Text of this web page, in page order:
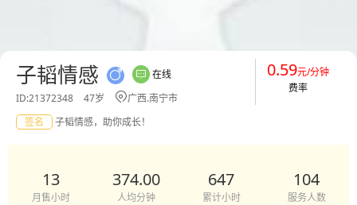
子韬情感  
在线
ID:21372348
47岁 广西.南宁市
0.59元/分钟
费率
签名 子韬情感，助你成长！
13
月售小时
374.00
人均分钟
647
累计小时
104
服务人数